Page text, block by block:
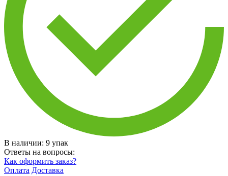
В наличии: 9 упак
Ответы на вопросы:
Как оформить заказ?
Оплата Доставка